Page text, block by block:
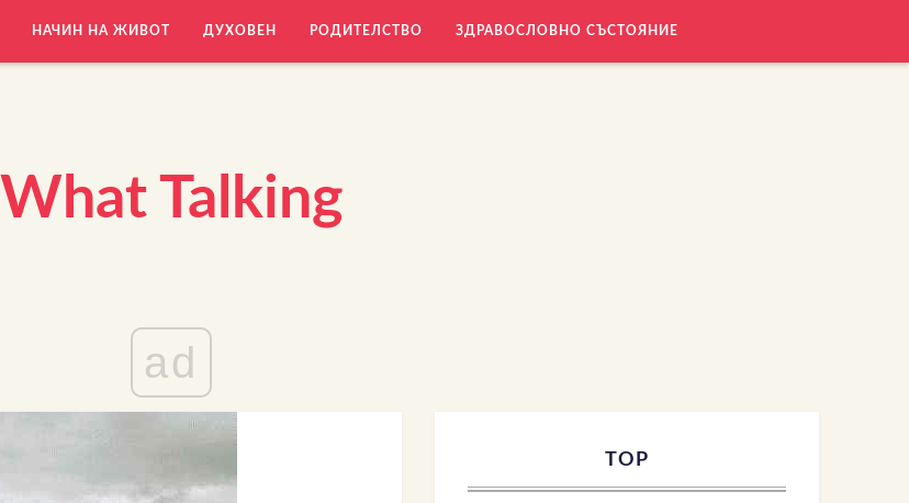
НАЧИН НА ЖИВОТ ДУХОВЕН РОДИТЕЛСТВО ЗДРАВОСЛОВНО СЪСТОЯНИЕ
What Talking
ad
TOP